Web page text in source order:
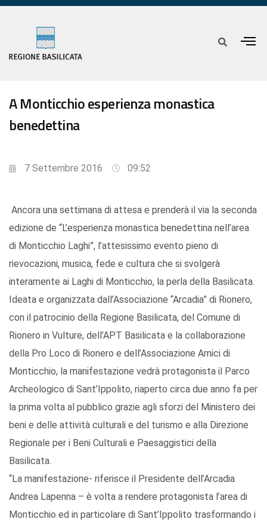
A Monticchio esperienza monastica
benedettina
7 Settembre 2016 09:52
Ancora una settimana di attesa e prenderà il via la seconda
edizione de “L’esperienza monastica benedettina nell’area
di Monticchio Laghi”, l’attesissimo evento pieno di
rievocazioni, musica, fede e cultura che si svolgerà
interamente ai Laghi di Monticchio, la perla della Basilicata.
Ideata e organizzata dall’Associazione “Arcadia” di Rionero,
con il patrocinio della Regione Basilicata, del Comune di
Rionero in Vulture, dell’APT Basilicata e la collaborazione
della Pro Loco di Rionero e dell’Associazione Amici di
Monticchio, la manifestazione vedrà protagonista il Parco
Archeologico di Sant’Ippolito, riaperto circa due anno fa per
la prima volta al pubblico grazie agli sforzi del Ministero dei
beni e delle attività culturali e del turismo e alla Direzione
Regionale per i Beni Culturali e Paesaggistici della
Basilicata.
“La manifestazione- riferisce il Presidente dell’Arcadia
Andrea Lapenna – è volta a rendere protagonista l’area di
Monticchio ed in particolare di Sant’Ippolito trasformando i